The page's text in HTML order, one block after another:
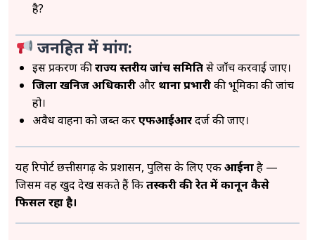
है?
जनहित में मांग:
इस प्रकरण कीराज्य स्तरीय जांच समितिसे जाँच करवाई जाए।
जिला खनिज अधिकारी और थाना प्रभारीकी भूमिका की जांच
हो।
अवैध वाहनों को जब्त करएफआईआरदर्ज की जाए।
यह रिपोर्ट छत्तीसगढ़ के प्रशासन, पुलिस के लिए एकआईनाहै —
जिसमें वह खुद देख सकते हैं कितस्करी की रेत में कानून कैसे
फिसल रहा है।